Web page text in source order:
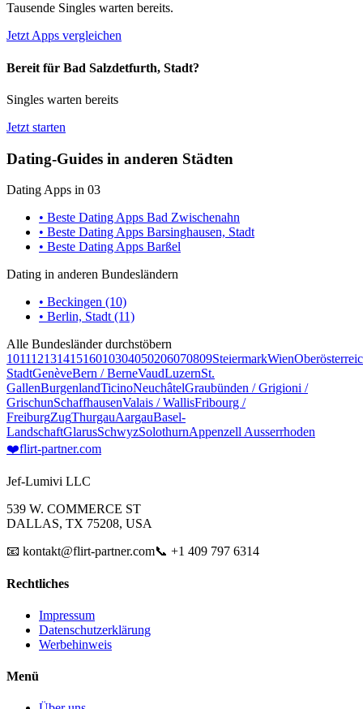
Tausende Singles warten bereits.
Jetzt Apps vergleichen
Bereit für Bad Salzdetfurth, Stadt?
Singles warten bereits
Jetzt starten
Dating-Guides in anderen Städten
Dating Apps in 03
• Beste Dating Apps Bad Zwischenahn
• Beste Dating Apps Barsinghausen, Stadt
• Beste Dating Apps Barßel
Dating in anderen Bundesländern
• Beckingen (10)
• Berlin, Stadt (11)
Alle Bundesländer durchstöbern
10111213141516010304050206070809SteiermarkWien
StadtGenèveBern / BerneVaudLuzernSt.
GallenBurgenlandTicinoNeuchâtelGraubünden / Grigioni /
GrischunSchaffhausenValais / WallisFribourg /
FreiburgZugThurgauAargauBasel-
LandschaftGlarusSchwyzSolothurnAppenzell Ausserrhoden
❤️flirt-partner.com
Jef-Lumivi LLC
539 W. COMMERCE ST
DALLAS, TX 75208, USA
📧 kontakt@flirt-partner.com📞 +1 409 797 6314
Rechtliches
Impressum
Datenschutzerklärung
Werbehinweis
Menü